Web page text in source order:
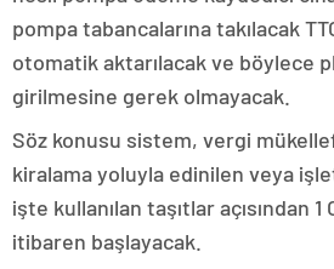
pompa tabancalarına takılacak
otomatik aktarılacak ve böylece
girilmesine gerek olmayacak.
Söz konusu sistem, vergi
kiralama yoluyla edinilen veya
işte kullanılan taşıtlar açısından 1
itibaren başlayacak.